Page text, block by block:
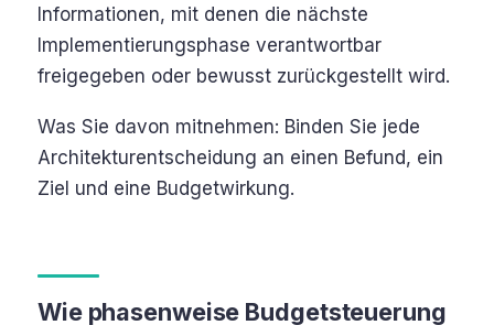
Informationen, mit denen die nächste
Implementierungsphase verantwortbar
freigegeben oder bewusst zurückgestellt wird.
Was Sie davon mitnehmen: Binden Sie jede
Architekturentscheidung an einen Befund, ein
Ziel und eine Budgetwirkung.
Wie phasenweise Budgetsteuerung